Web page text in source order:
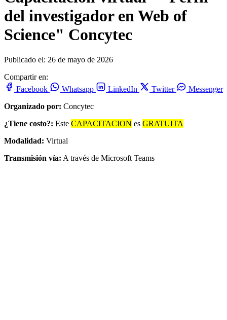
del investigador en Web of
Science" Concytec
Publicado el: 26 de mayo de 2026
Compartir en:
Facebook
Whatsapp LinkedIn Twitter
Messenger
Organizado por: Concytec
¿Tiene costo?: Este CAPACITACION es GRATUITA
Modalidad: Virtual
Transmisión vía: A través de Microsoft Teams